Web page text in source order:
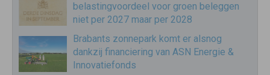
belastingvoordeel voor groen beleggen
niet per 2027 maar per 2028
Brabants zonnepark komt er alsnog
dankzij financiering van ASN Energie &
Innovatiefonds